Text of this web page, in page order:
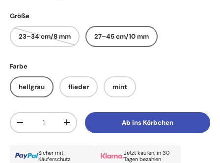
Größe
23–34 cm/8 mm 27–45 cm/10 mm
Farbe
hellgrau flieder mint
Anzahl
Menge verringernMenge erhöhen Ab ins Körbchen
Sicher mit
Käuferschutz
Jetzt kaufen, in 30
Tagen bezahlen